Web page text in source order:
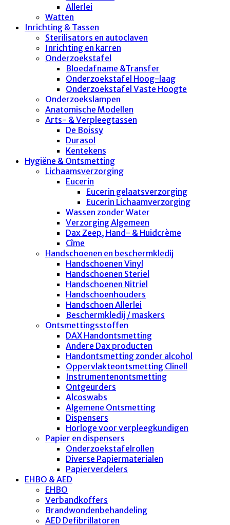
Allerlei
Watten
Inrichting & Tassen
Sterilisators en autoclaven
Inrichting en karren
Onderzoekstafel
Bloedafname &Transfer
Onderzoekstafel Hoog-laag
Onderzoekstafel Vaste Hoogte
Onderzoekslampen
Anatomische Modellen
Arts- & Verpleegtassen
De Boissy
Durasol
Kentekens
Hygiëne & Ontsmetting
Lichaamsverzorging
Eucerin
Eucerin gelaatsverzorging
Eucerin Lichaamverzorging
Wassen zonder Water
Verzorging Algemeen
Dax Zeep, Hand- & Huidcrème
Cîme
Handschoenen en beschermkledij
Handschoenen Vinyl
Handschoenen Steriel
Handschoenen Nitriel
Handschoenhouders
Handschoen Allerlei
Beschermkledij / maskers
Ontsmettingsstoffen
DAX Handontsmetting
Andere Dax producten
Handontsmetting zonder alcohol
Oppervlakteontsmetting Clinell
Instrumentenontsmetting
Ontgeurders
Alcoswabs
Algemene Ontsmetting
Dispensers
Horloge voor verpleegkundigen
Papier en dispensers
Onderzoekstafelrollen
Diverse Papiermaterialen
Papierverdelers
EHBO & AED
EHBO
Verbandkoffers
Brandwondenbehandeling
AED Defibrillatoren